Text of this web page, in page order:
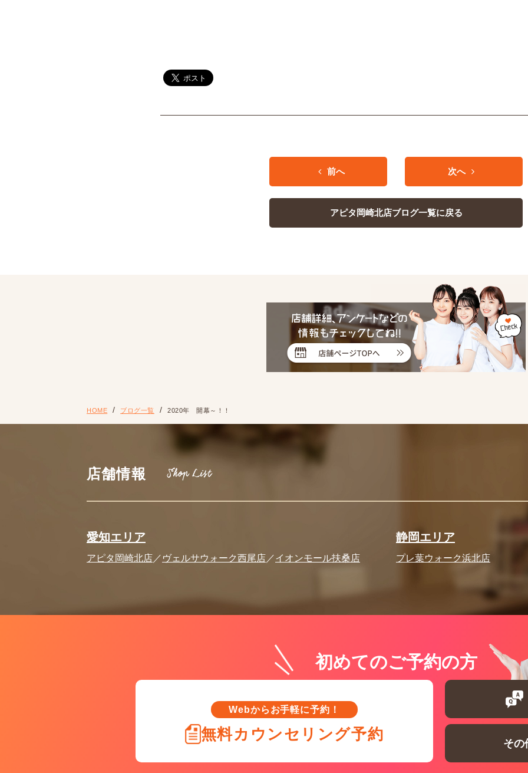
前へ 次へ
アピタ岡崎北店ブログ一覧に戻る
HOME ブログ一覧 2020年 開幕～！！
店舗情報
愛知エリア
アピタ岡崎北店 ヴェルサウォーク西尾店 イオンモール扶桑店
静岡エリア
プレ葉ウォーク浜北店
初めてのご予約の方
Webからお手軽に予約！
無料カウンセリング予約
その